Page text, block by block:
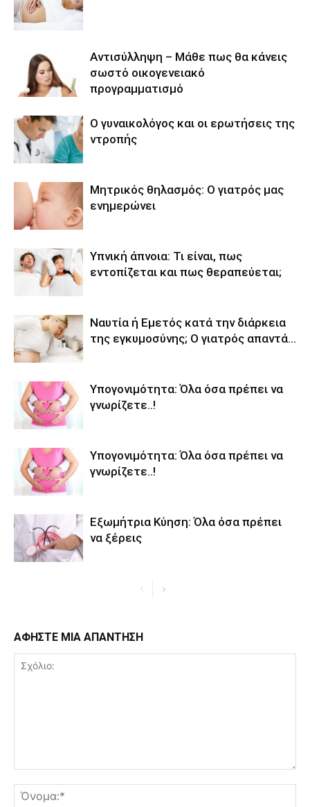
Αντισύλληψη – Μάθε πως θα κάνεις
σωστό οικογενειακό
προγραμματισμό
Ο γυναικολόγος και οι ερωτήσεις της
ντροπής
Μητρικός θηλασμός: Ο γιατρός μας
ενημερώνει
Υπνική άπνοια: Τι είναι, πως
εντοπίζεται και πως θεραπεύεται;
Ναυτία ή Εμετός κατά την διάρκεια
της εγκυμοσύνης; Ο γιατρός απαντά…
Υπογονιμότητα: Όλα όσα πρέπει να
γνωρίζετε..!
Υπογονιμότητα: Όλα όσα πρέπει να
γνωρίζετε..!
Εξωμήτρια Κύηση: Όλα όσα πρέπει
να ξέρεις
ΑΦΗΣΤΕ ΜΙΑ ΑΠΑΝΤΗΣΗ